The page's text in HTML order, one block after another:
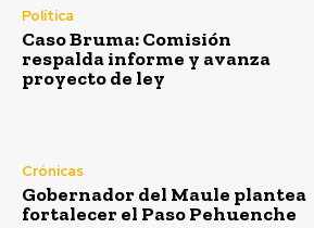
Política
Caso Bruma: Comisión
respalda informe y avanza
proyecto de ley
Crónicas
Gobernador del Maule plantea
fortalecer el Paso Pehuenche